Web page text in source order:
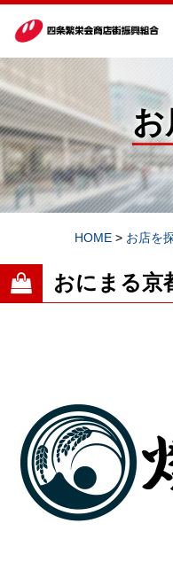
HOME > お店を
おにまる京